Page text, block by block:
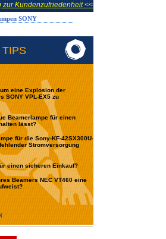
TIPS
eine Explosion der
SONY VPL-EX5 zu
Beamerlampe für einen
lässt?
für die Sony-KF-42SX300U-
Stromversorgung
einen sicheren Einkauf?
Beamers NEC VT460 eine
Kundenzufriedenheit <<
SONY